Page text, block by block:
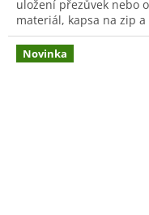
uložení přezůvek nebo
materiál, kapsa na zip
Novinka